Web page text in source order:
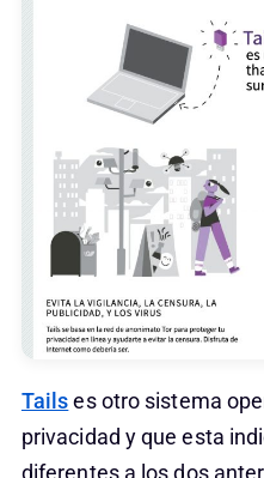
Tailses otro sistema
privacidad y que esta
diferentes a los dos